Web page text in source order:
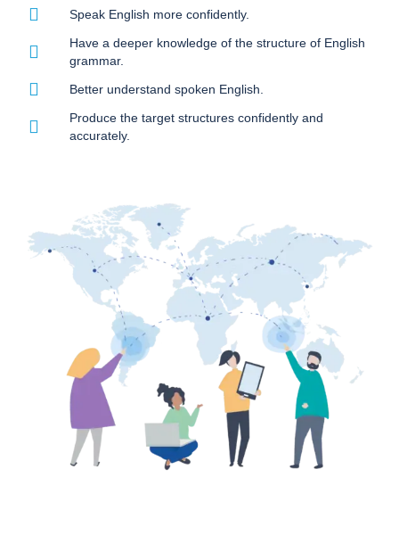
Speak English more confidently.
Have a deeper knowledge of the structure of English
grammar.
Better understand spoken English.
Produce the target structures confidently and
accurately.